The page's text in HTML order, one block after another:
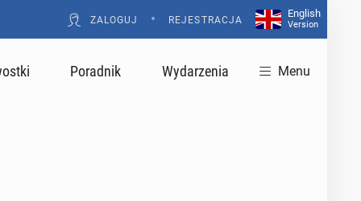
ZALOGUJ • REJESTRACJA
English
Version
Poradnik Wydarzenia Menu